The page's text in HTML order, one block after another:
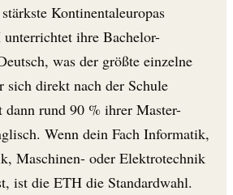
Kontinentaleuropas
ihre Bachelor-
was der größte einzelne
direkt nach der Schule
rund 90 % ihrer Master-
Wenn dein Fach Informatik,
Maschinen- oder Elektrotechnik
ist die ETH die Standardwahl.